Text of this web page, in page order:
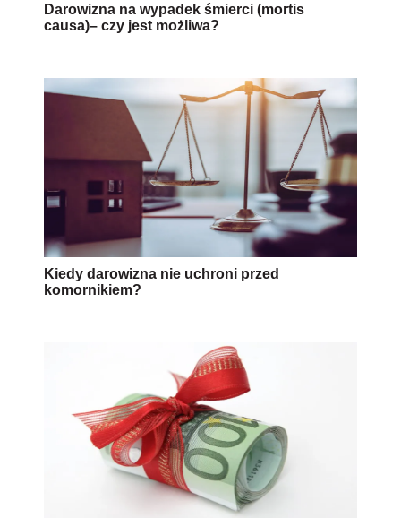
Darowizna na wypadek śmierci (mortis
causa)– czy jest możliwa?
Kiedy darowizna nie uchroni przed
komornikiem?